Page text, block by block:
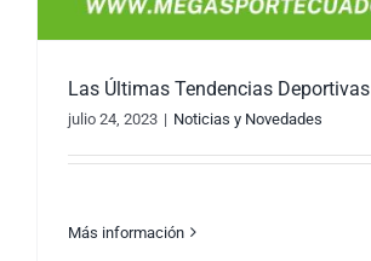
Las Últimas Tendencias Deportivas
julio 24, 2023 | Noticias y Novedades
Más información